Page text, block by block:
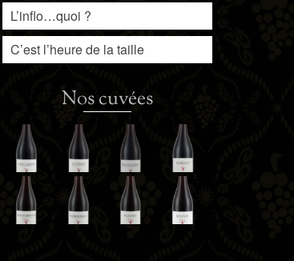
L’inflo…quoi ?
C’est l’heure de la taille
Nos cuvées